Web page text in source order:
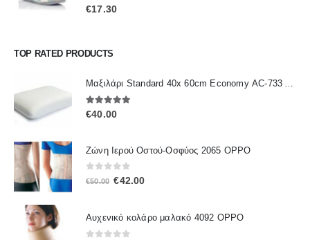
0out of 5
€17.30
TOP RATED PRODUCTS
Μαξιλάρι Standard 40x 60cm Economy ΑC-733 ALFACARE
5.00out of 5
€40.00
Ζώνη Ιερού Οστού-Οσφύος 2065 OPPO
0out of 5
€50.00 Original
€50.00.
€42.00Η
είναι:
Αυχενικό κολάρο μαλακό 4092 OPPO